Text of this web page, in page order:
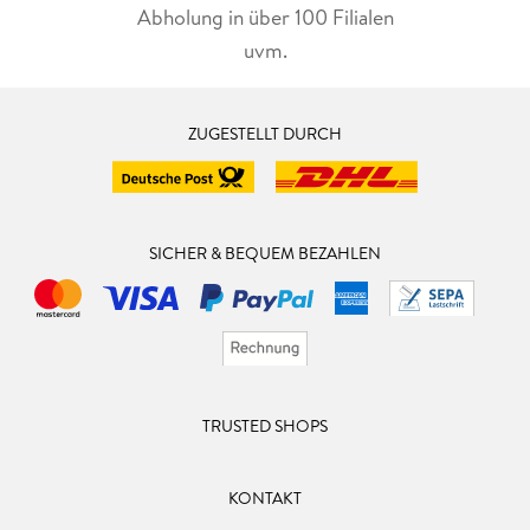
Abholung in über 100 Filialen
uvm.
ZUGESTELLT DURCH
SICHER & BEQUEM BEZAHLEN
TRUSTED SHOPS
KONTAKT